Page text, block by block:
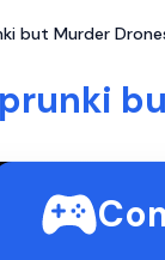
but Murder